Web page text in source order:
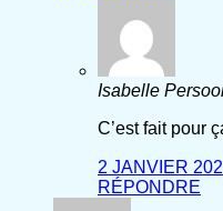
Isabelle
C’est fait pour
2 JANVIER
RÉPONDRE